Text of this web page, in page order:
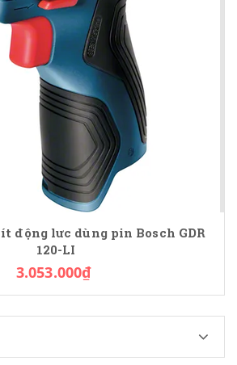
động lưc dùng pin Bosch GDR
120-LI
3.053.000₫